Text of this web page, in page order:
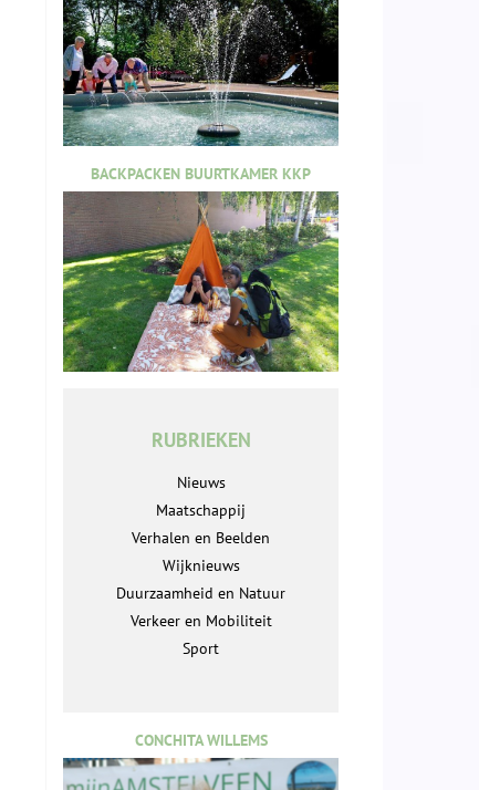
BACKPACKEN BUURTKAMER KKP
RUBRIEKEN
Nieuws
Maatschappij
Verhalen en Beelden
Wijknieuws
Duurzaamheid en Natuur
Verkeer en Mobiliteit
Sport
CONCHITA WILLEMS